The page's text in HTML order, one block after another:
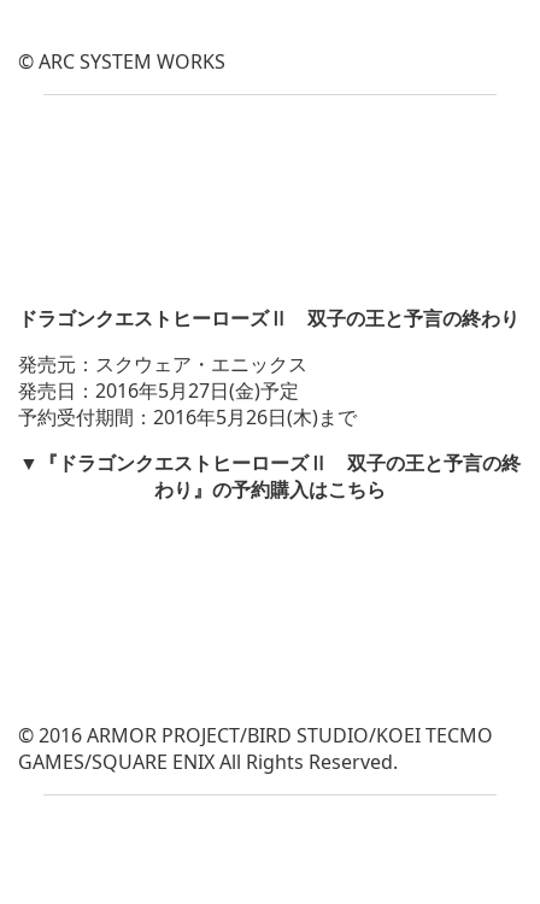
© ARC SYSTEM WORKS
ドラゴンクエストヒーローズⅡ 双子の王と予言の終わり
発売元：スクウェア・エニックス
発売日：2016年5月27日(金)予定
予約受付期間：2016年5月26日(木)まで
▼『ドラゴンクエストヒーローズⅡ 双子の王と予言の終
わり』の予約購入はこちら
© 2016 ARMOR PROJECT/BIRD STUDIO/KOEI TECMO
GAMES/SQUARE ENIX All Rights Reserved.